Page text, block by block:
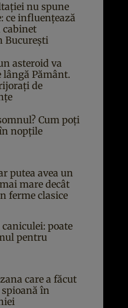
nu spune
ce influențează
București
asteroid va
lângă Pământ.
de
Cum poți
nopțile
putea avea un
mare decât
ferme clasice
poate
pentru
care a făcut
în